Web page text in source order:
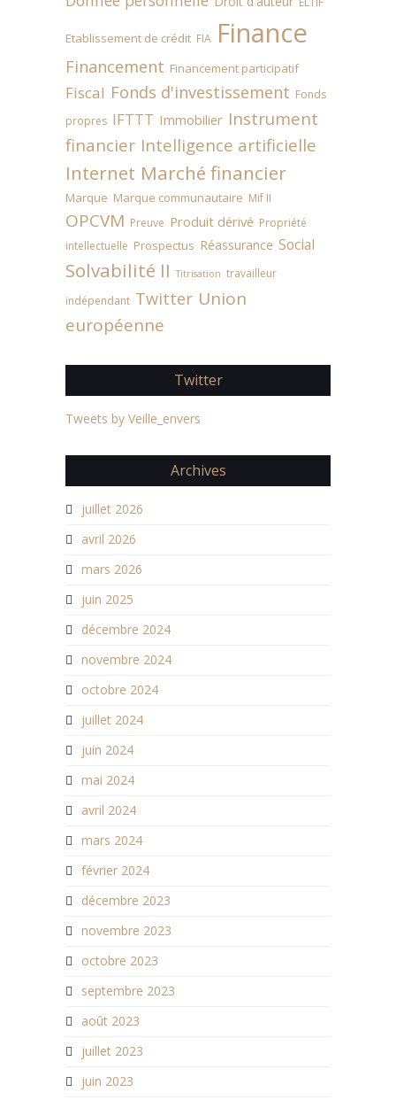
Etablissement de crédit FIA Finance
Financement Financement participatif
Fiscal Fonds d'investissement Fonds
propres IFTTT Immobilier Instrument
financier Intelligence artificielle
Internet Marché financier
Marque Marque communautaire Mif II
OPCVM Preuve Produit dérivé Propriété
intellectuelle Prospectus Réassurance Social
Solvabilité II Titrisation travailleur
indépendant Twitter Union
européenne
Twitter
Tweets by Veille_envers
Archives
juillet 2026
avril 2026
mars 2026
juin 2025
décembre 2024
novembre 2024
octobre 2024
juillet 2024
juin 2024
mai 2024
avril 2024
mars 2024
février 2024
décembre 2023
novembre 2023
octobre 2023
septembre 2023
août 2023
juillet 2023
juin 2023